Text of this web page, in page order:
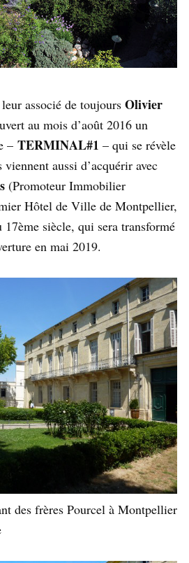
associé de toujours Olivier
au mois d’août 2016 un
– TERMINAL#1 – qui se révèle
aussi d’acquérir avec
(Promoteur Immobilier
Hôtel de Ville de Montpellier,
siècle, qui sera transformé
en mai 2019.
des frères Pourcel à Montpellier